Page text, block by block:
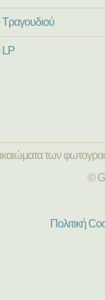
Τραγουδιού
LP
των
©
Πολιτική